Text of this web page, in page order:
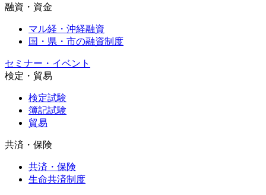
融資・資金
マル経・沖経融資
国・県・市の融資制度
セミナー・イベント
検定・貿易
検定試験
簿記試験
貿易
共済・保険
共済・保険
生命共済制度